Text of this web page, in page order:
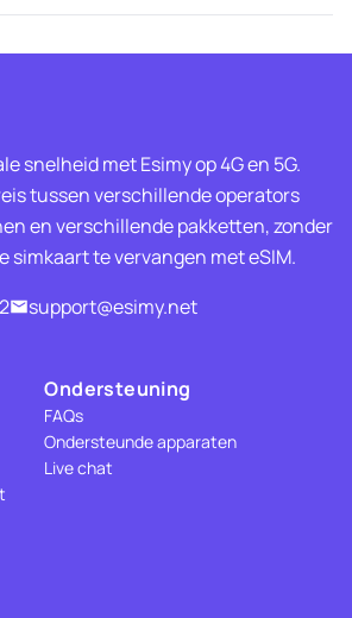
snelheid met Esimy op 4G en 5G.
tussen verschillende operators
en verschillende pakketten, zonder
simkaart te vervangen met eSIM.
support@esimy.net
Ondersteuning
FAQs
Ondersteunde apparaten
Live chat